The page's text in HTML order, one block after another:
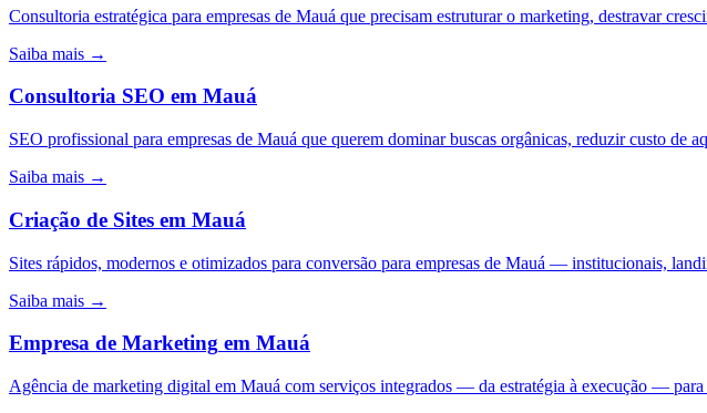
Consultoria estratégica para empresas de Mauá que precisam estruturar o marketing, destravar
Saiba mais →
Consultoria SEO em Mauá
SEO profissional para empresas de Mauá que querem dominar buscas orgânicas, reduzir custo de
Saiba mais →
Criação de Sites em Mauá
Sites rápidos, modernos e otimizados para conversão para empresas de Mauá — institucionais,
Saiba mais →
Empresa de Marketing em Mauá
Agência de marketing digital em Mauá com serviços integrados — da estratégia à execução —